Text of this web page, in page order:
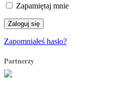
Zapamiętaj mnie
Zapomniałeś hasło?
Partnerzy